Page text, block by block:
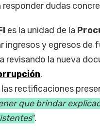
responder dudas
es la unidad de la
ingresos y egresos de
revisando la nueva
.
las rectificaciones
que brindar
".